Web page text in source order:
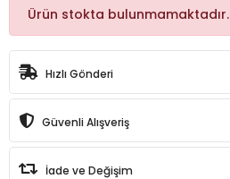
Ürün stokta bulunmamaktadır.
Hızlı Gönderi
Güvenli Alışveriş
İade ve Değişim